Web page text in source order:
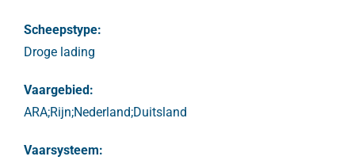
Scheepstype:
Droge lading
Vaargebied:
ARA;Rijn;Nederland;Duitsland
Vaarsysteem: